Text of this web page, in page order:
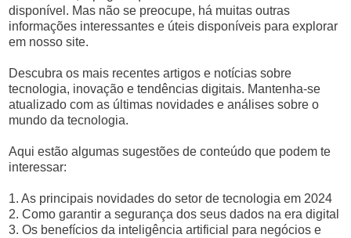
disponível. Mas não se preocupe, há muitas outras
informações interessantes e úteis disponíveis para explorar
em nosso site.
Descubra os mais recentes artigos e notícias sobre
tecnologia, inovação e tendências digitais. Mantenha-se
atualizado com as últimas novidades e análises sobre o
mundo da tecnologia.
Aqui estão algumas sugestões de conteúdo que podem te
interessar:
1. As principais novidades do setor de tecnologia em 2024
2. Como garantir a segurança dos seus dados na era digital
3. Os benefícios da inteligência artificial para negócios e